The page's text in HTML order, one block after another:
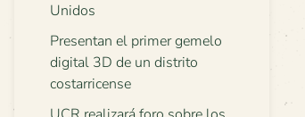
Unidos
Presentan el primer gemelo
digital 3D de un distrito
costarricense